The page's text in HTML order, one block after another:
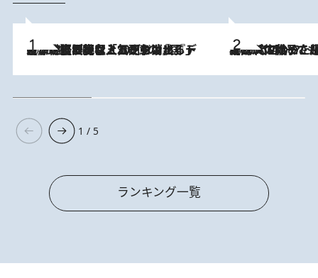
2026.8.5
【なぜ吉沢亮は「気配を消せる」のか？】興行収入208億の『国宝』を経て挑むミュージカル『ディア・エヴァン・ハンセン』。トップ俳優が舞台上でさらけ出した“孤独”とは 2026.8.5
【阿川佐和子さんの年とる力】なぜ70代で始めた趣味は“こんなに楽しい”のか？ ピアノ、俳句…スランプに陥っても続けられる“ある秘訣”とは
1 / 5
ランキング一覧